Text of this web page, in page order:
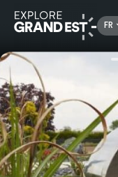
FR
Idées séjours